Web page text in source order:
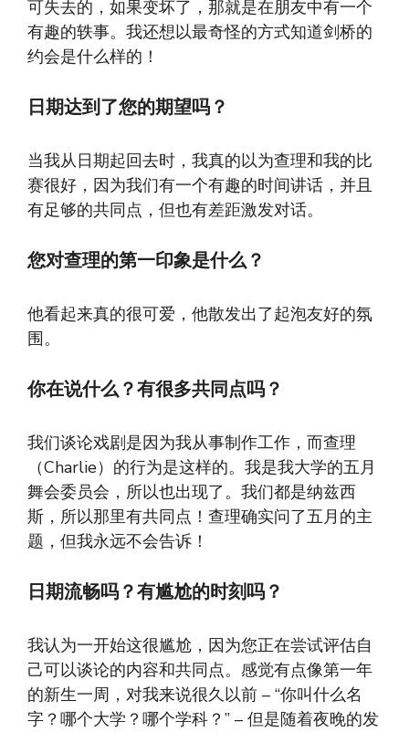
可失去的，如果变坏了，那就是在朋友中有一个
有趣的轶事。我还想以最奇怪的方式知道剑桥的
约会是什么样的！
日期达到了您的期望吗？
当我从日期起回去时，我真的以为查理和我的比
赛很好，因为我们有一个有趣的时间讲话，并且
有足够的共同点，但也有差距激发对话。
您对查理的第一印象是什么？
他看起来真的很可爱，他散发出了起泡友好的氛
围。
你在说什么？有很多共同点吗？
我们谈论戏剧是因为我从事制作工作，而查理
（Charlie）的行为是这样的。我是我大学的五月
舞会委员会，所以也出现了。我们都是纳兹西
斯，所以那里有共同点！查理确实问了五月的主
题，但我永远不会告诉！
日期流畅吗？有尴尬的时刻吗？
我认为一开始这很尴尬，因为您正在尝试评估自
己可以谈论的内容和共同点。感觉有点像第一年
的新生一周，对我来说很久以前 – “你叫什么名
字？哪个大学？哪个学科？” – 但是随着夜晚的发